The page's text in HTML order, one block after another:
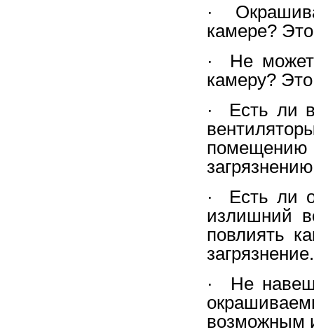
·
камере?
· Не может
камеру?
· Есть ли
помещению
· Есть ли
излишний
повлиять
загрязнение.
· Не
возможным